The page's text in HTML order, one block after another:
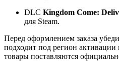
DLC Kingdom Come:
для Steam.
Перед оформлением заказа
подходит под регион
товары поставляются